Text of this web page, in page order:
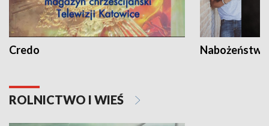
Credo
ROLNICTWO I WIEŚ